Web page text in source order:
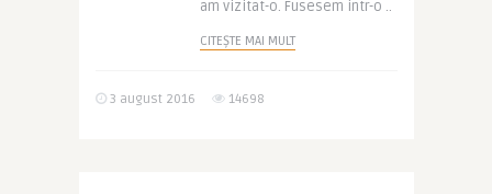
am vizitat-o. Fusesem intr-o ..
CITEȘTE MAI MULT
3 august 2016 14698